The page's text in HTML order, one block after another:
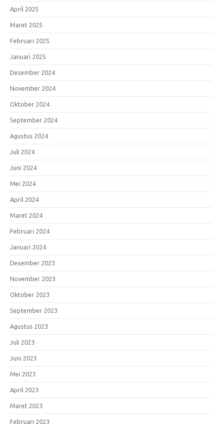
April 2025
Maret 2025
Februari 2025
Januari 2025
Desember 2024
November 2024
Oktober 2024
September 2024
Agustus 2024
Juli 2024
Juni 2024
Mei 2024
April 2024
Maret 2024
Februari 2024
Januari 2024
Desember 2023
November 2023
Oktober 2023
September 2023
Agustus 2023
Juli 2023
Juni 2023
Mei 2023
April 2023
Maret 2023
Februari 2023